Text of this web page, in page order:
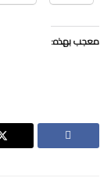
معجب بهذه: